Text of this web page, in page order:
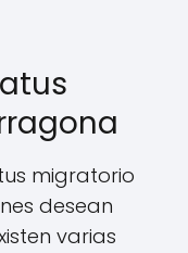
migratorio
desean
varias